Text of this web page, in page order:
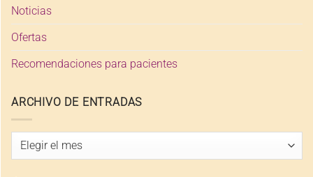
Noticias
Ofertas
Recomendaciones para pacientes
ARCHIVO DE ENTRADAS
Archivo